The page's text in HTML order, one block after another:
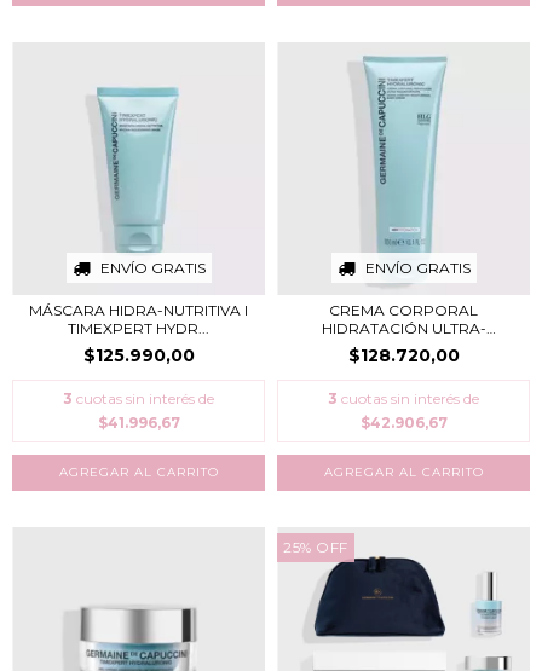
ENVÍO GRATIS
MÁSCARA HIDRA-NUTRITIVA I
TIMEXPERT HYDR...
$125.990,00
3 cuotas sin interés de
$41.996,67
ENVÍO GRATIS
CREMA CORPORAL
HIDRATACIÓN ULTRA-
RECONFO...
$128.720,00
3 cuotas sin interés de
$42.906,67
25% OFF